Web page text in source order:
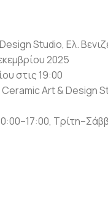
Studio, Ελ.
2025
στις 19:00
Art & Design